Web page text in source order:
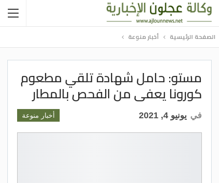
الصفحة الرئيسية أخبار منوعة
مستو: حامل شهادة تلقي مطعوم
كورونا يعفى من الفحص بالمطار
أخبار منوعة في يونيو 4, 2021